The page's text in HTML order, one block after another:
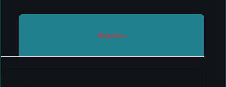
Kirjeldus